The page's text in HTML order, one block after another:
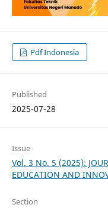
Pdf Indonesia
Published
2025-07-28
Issue
Vol. 3 No. 5 (2025):
EDUCATION AND
Section